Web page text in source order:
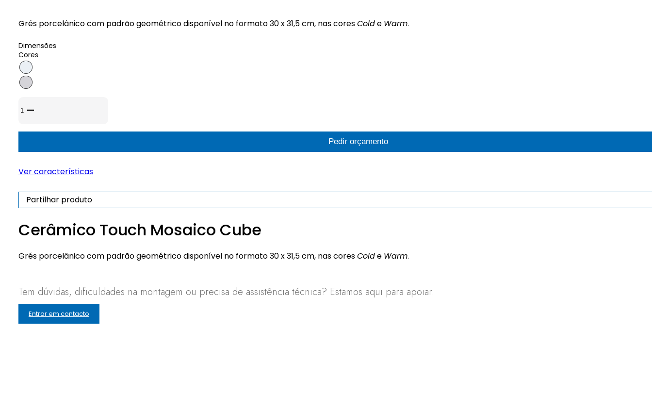
Grés porcelânico com padrão geométrico disponível no formato 30 x 31,5 cm, nas coresColde Warm.
Dimensões
Cores
de
Mosaico
Pedir orçamento
Ver características
Partilhar produto
Cerâmico Touch Mosaico Cube
Grés porcelânico com padrão geométrico disponível no formato 30 x 31,5 cm, nas coresColde Warm.
Tem dúvidas, dificuldades na montagem ou precisa de assistência técnica? Estamos aqui para apoiar.
Entrar em contacto